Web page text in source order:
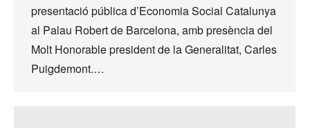
presentació pública d’Economia Social Catalunya
al Palau Robert de Barcelona, amb presència del
Molt Honorable president de la Generalitat, Carles
Puigdemont.…